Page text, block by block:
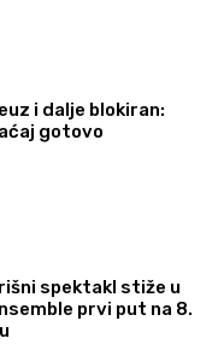
i dalje blokiran:
gotovo
spektakl stiže u
prvi put na 8.